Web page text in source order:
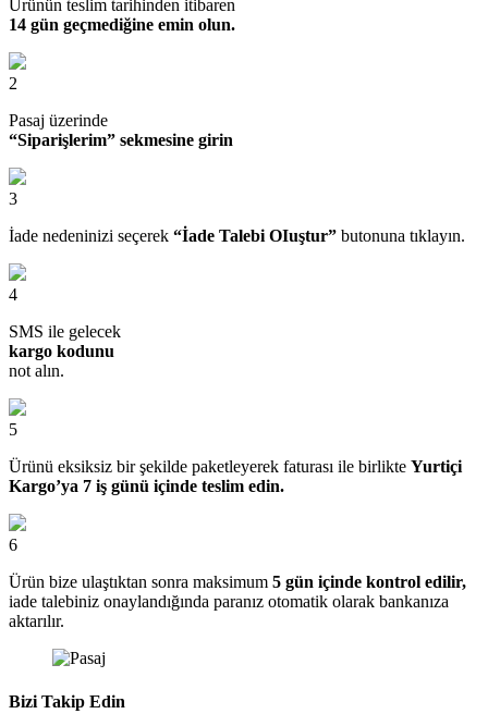
Ürünün teslim tarihinden itibaren
14 gün geçmediğine emin olun.
2
Pasaj üzerinde
“Siparişlerim” sekmesine girin
3
İade nedeninizi seçerek “İade Talebi OIuştur” butonuna tıklayın.
4
SMS ile gelecek
kargo kodunu
not alın.
5
Ürünü eksiksiz bir şekilde paketleyerek faturası ile birlikte Yurtiçi
Kargo’ya 7 iş günü içinde teslim edin.
6
Ürün bize ulaştıktan sonra maksimum 5 gün içinde kontrol edilir,
iade talebiniz onaylandığında paranız otomatik olarak bankanıza
aktarılır.
Bizi Takip Edin